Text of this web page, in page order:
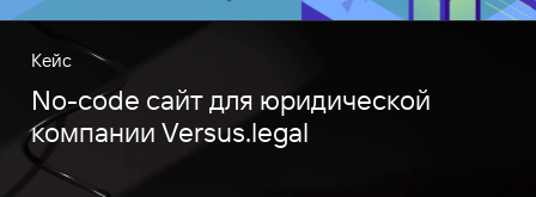
Кейс
No-code сайт для юридической
компании Versus.legal